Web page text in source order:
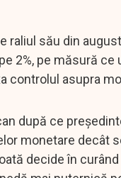
raliul său din
2%, pe măsură
controlul asupra
după ce
monetare decât
decide în